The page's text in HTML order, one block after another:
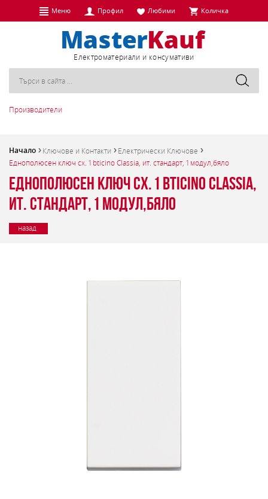
Меню Профил Любими Количка
Eлектроматериали и консумативи
Производители
Начало Ключове и Контакти
Електрически Ключове
Еднополюсен ключ сх. 1 bticino Classia, ит. стандарт, 1 модул,бяло
Еднополюсен ключ сх. 1 bticino Classia,
ит. стандарт, 1 модул,бяло
назад